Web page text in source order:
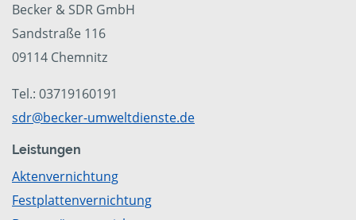
Becker & SDR GmbH
Sandstraße 116
09114 Chemnitz
Tel.: 03719160191
sdr@becker-umweltdienste.de
Leistungen
Aktenvernichtung
Festplattenvernichtung